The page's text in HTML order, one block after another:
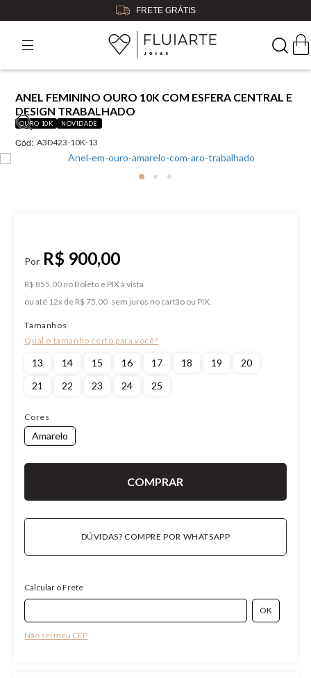
FRETE GRÁTIS
ANEL FEMININO OURO 10K COM ESFERA CENTRAL E
DESIGN TRABALHADO
OURO 10K NOVIDADE
Cód: A3D423-10K-13
R$ 900,00
R$ 855,00 no Boleto e PIX
ou
12x de R$ 75,00
Tamanhos
13 14 15 16 17 18 19
20
21
22 23 24 25
Cores
Amarelo
DÚVIDAS? COMPRE POR WHATSAPP
Calcular o Frete
Não sei meu CEP